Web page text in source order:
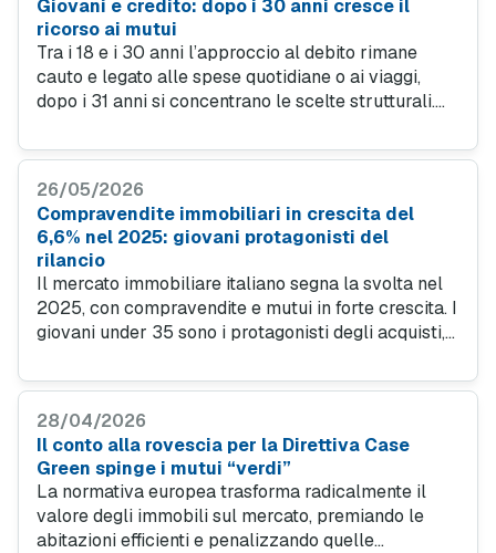
Giovani e credito: dopo i 30 anni cresce il
ricorso ai mutui
Tra i 18 e i 30 anni l’approccio al debito rimane
cauto e legato alle spese quotidiane o ai viaggi,
dopo i 31 anni si concentrano le scelte strutturali.
portando gli under 40 a rappresentare il 56% delle
26/05/2026
Compravendite immobiliari in crescita del
6,6% nel 2025: giovani protagonisti del
rilancio
Il mercato immobiliare italiano segna la svolta nel
2025, con compravendite e mutui in forte crescita. I
giovani under 35 sono i protagonisti degli acquisti,
attiva. In aumento anche i valori medi degli
28/04/2026
Il conto alla rovescia per la Direttiva Case
Green spinge i mutui “verdi”
La normativa europea trasforma radicalmente il
valore degli immobili sul mercato, premiando le
abitazioni efficienti e penalizzando quelle